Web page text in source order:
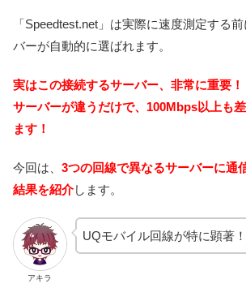
「Speedtest.net」は実際に速度測定する
バーが自動的に選ばれます。
実はこの接続するサーバー、非常に重要！
サーバーが違うだけで、100Mbps以上も
ます！
今回は、 3つの回線で異なるサーバーに通
結果を紹介します。
アキラ
UQモバイル回線が特に顕著！